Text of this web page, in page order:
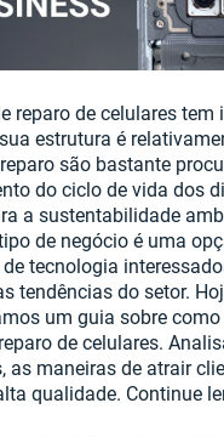
reparo de celulares tem
estrutura é
são bastante
do ciclo de vida dos
a sustentabilidade
de negócio é uma
tecnologia
tendências do setor.
um guia sobre
de celulares.
as maneiras de atrair
qualidade. Continue